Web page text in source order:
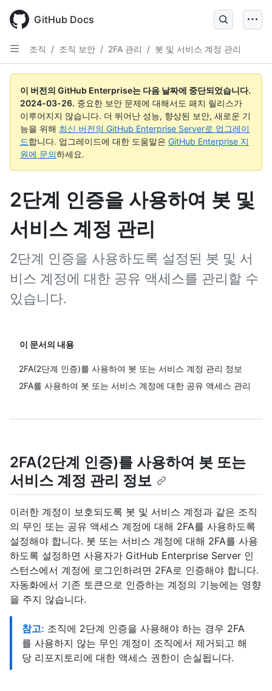
main
content
GitHub Docs
조직 / 조직 보안 / 2FA 관리 / 봇 및 서비스 계정 관리
이 버전의 GitHub Enterprise는 다음 날짜에 중단되었습니다.
2024-03-26. 중요한 보안 문제에 대해서도 패치 릴리스가
이루어지지 않습니다. 더 뛰어난 성능, 향상된 보안, 새로운 기
능을 위해 최신 버전의 GitHub Enterprise Server로 업그레이
드합니다. 업그레이드에 대한 도움말은 GitHub Enterprise 지
원에 문의하세요.
2단계 인증을 사용하여 봇 및
서비스 계정 관리
2단계 인증을 사용하도록 설정된 봇 및 서
비스 계정에 대한 공유 액세스를 관리할 수
있습니다.
이 문서의 내용
2FA(2단계 인증)를 사용하여 봇 또는 서비스 계정 관리 정보
2FA를 사용하여 봇 또는 서비스 계정에 대한 공유 액세스 관리
2FA(2단계 인증)를 사용하여 봇 또는
서비스 계정 관리 정보
이러한 계정이 보호되도록 봇 및 서비스 계정과 같은 조직
의 무인 또는 공유 액세스 계정에 대해 2FA를 사용하도록
설정해야 합니다. 봇 또는 서비스 계정에 대해 2FA를 사용
하도록 설정하면 사용자가 GitHub Enterprise Server 인
스턴스에서 계정에 로그인하려면 2FA로 인증해야 합니다.
자동화에서 기존 토큰으로 인증하는 계정의 기능에는 영향
을 주지 않습니다.
참고: 조직에 2단계 인증을 사용해야 하는 경우 2FA
를 사용하지 않는 무인 계정이 조직에서 제거되고 해
당 리포지토리에 대한 액세스 권한이 손실됩니다.